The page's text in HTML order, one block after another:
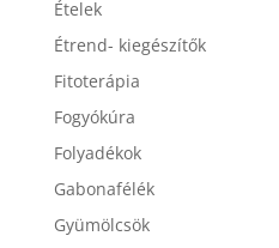
Ételek
Étrend- kiegészítők
Fitoterápia
Fogyókúra
Folyadékok
Gabonafélék
Gyümölcsök